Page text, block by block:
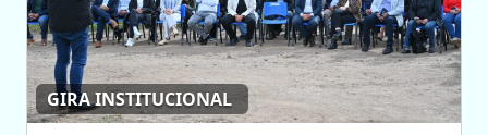
GIRA INSTITUCIONAL